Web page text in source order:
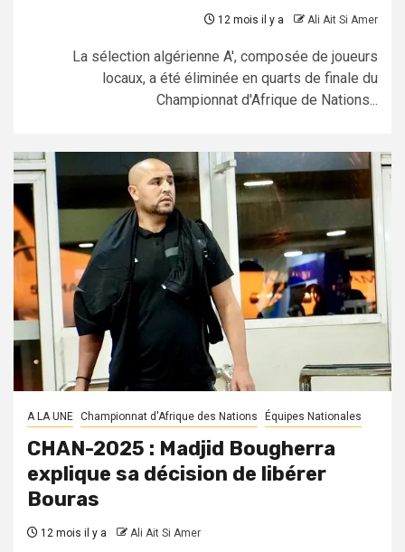
12 mois il y a Ali Ait Si Amer
La sélection algérienne A', composée de joueurs
locaux, a été éliminée en quarts de finale du
Championnat d'Afrique de Nations...
A LA UNE Championnat d'Afrique des Nations Équipes Nationales
CHAN-2025 : Madjid Bougherra
explique sa décision de libérer
Bouras
12 mois il y a Ali Ait Si Amer